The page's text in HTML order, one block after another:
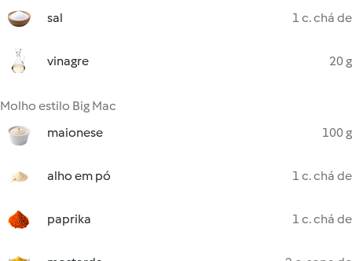
sal 1 c. chá de
vinagre 20 g
Molho estilo Big Mac
maionese
100 g
alho em pó 1 c. chá de
paprika 1 c. chá de